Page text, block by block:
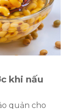
khi nấu
quản cho